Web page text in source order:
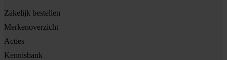
Zakelijk bestellen
Merkenoverzicht
Acties
Kennisbank